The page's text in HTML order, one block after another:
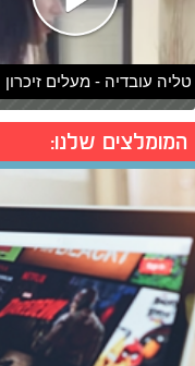
טליה עובדיה - מעלים זיכרון
המומלצים שלנו: